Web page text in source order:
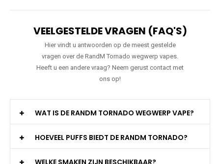
VEELGESTELDE VRAGEN (FAQ'S)
Hier vindt u antwoorden op de meest gestelde
vragen over de RandM Tornado wegwerp vapes.
Heeft u een andere vraag? Neem gerust contact met
ons op!
WAT IS DE RANDM TORNADO WEGWERP VAPE?
HOEVEEL PUFFS BIEDT DE RANDM TORNADO?
WELKE SMAKEN ZIJN BESCHIKBAAR?